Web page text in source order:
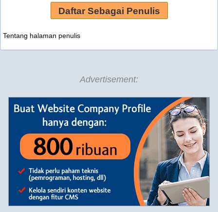
Daftar Sebagai Penulis
Tentang halaman penulis
Advertisement: